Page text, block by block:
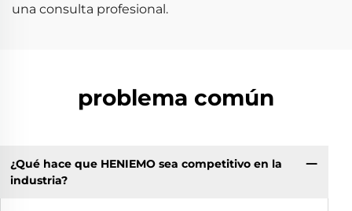
una consulta profesional.
problema común
¿Qué hace que HENIEMO sea competitivo en la
industria?